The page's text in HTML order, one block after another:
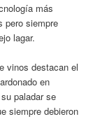
más
pero siempre
lagar.
vinos destacan el
en
paladar se
siempre debieron